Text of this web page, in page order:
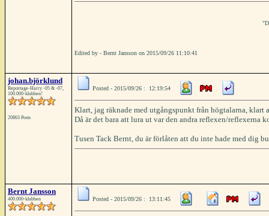
Edited by - Bernt Jansson on 2015/09/26 11:10:41
johan.björklund
Reportage-Harry -05 & -07,
100.000-klubben!
20863 Posts
Posted - 2015/09/26 : 12:19:54
Klart, jag räknade med utgångspunkt från högtalarna, klart
Då är det bara att lura ut var den andra reflexen/reflexerna
Tusen Tack Bernt, du är förlåten att du inte hade med dig
Bernt Jansson
400.000-klubben Posted - 2015/09/26 : 13:11:45